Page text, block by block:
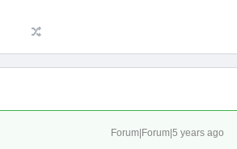
Forum|Forum|5 years ago